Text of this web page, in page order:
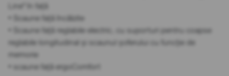
Line" în față
• Scaune față încălzite
• Scaune față reglabile electric, cu suporturi pentru coapse
reglabile longitudinal și scaunul șoferului cu funcție de
memorie
• scaune față ergoComfort